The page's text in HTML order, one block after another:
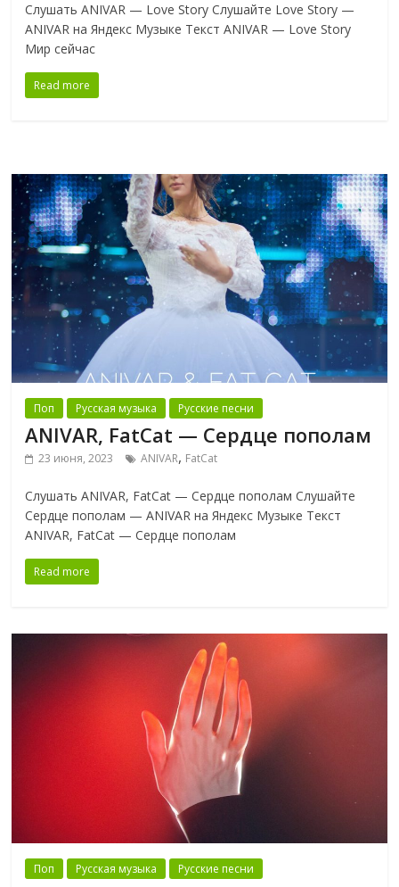
Слушать ANIVAR — Love Story Слушайте Love Story —
ANIVAR на Яндекс Музыке Текст ANIVAR — Love Story
Мир сейчас
Read more
Поп Русская музыка Русские песни
ANIVAR, FatCat — Сердце пополам
23 июня, 2023 ANIVAR, FatCat
Слушать ANIVAR, FatCat — Сердце пополам Слушайте
Сердце пополам — ANIVAR на Яндекс Музыке Текст
ANIVAR, FatCat — Сердце пополам
Read more
Поп Русская музыка Русские песни